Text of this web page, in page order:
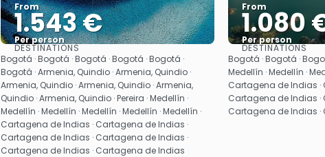
From
1.543 €
Per person
See
DESTINATIONS
Bogotá · Bogotá · Bogotá · Bogotá · Bogotá ·
Bogotá · Armenia, Quindio · Armenia, Quindio ·
Armenia, Quindio · Armenia, Quindio · Armenia,
Quindio · Armenia, Quindio · Pereira · Medellín ·
Medellín · Medellín · Medellín · Medellín · Medellín ·
Cartagena de Indias · Cartagena de Indias ·
Cartagena de Indias · Cartagena de Indias ·
Cartagena de Indias · Cartagena de Indias
From
1.080
Per person
DESTINATIONS
Bogotá · Bogotá ·
Medellín · Medellín ·
Cartagena de Indias ·
Cartagena de Indias ·
Cartagena de Indias